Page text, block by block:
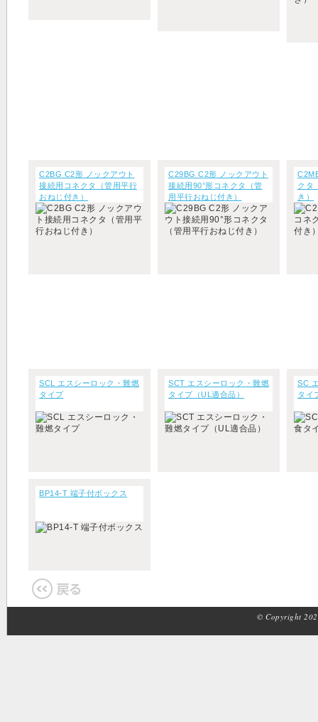
C2BG C2形 ノックアウト
接続用コネクタ（管用平行
おねじ付き）
C29BG C2形 ノックアウト
接続用90°形コネクタ（管
用平行おねじ付き）
クタ
き）
SCL エスシーロック・難燃
タイプ
SCT エスシーロック・難燃
タイプ（UL適合品）
SC
タイ
BP14-T 端子付ボックス
© Copyright